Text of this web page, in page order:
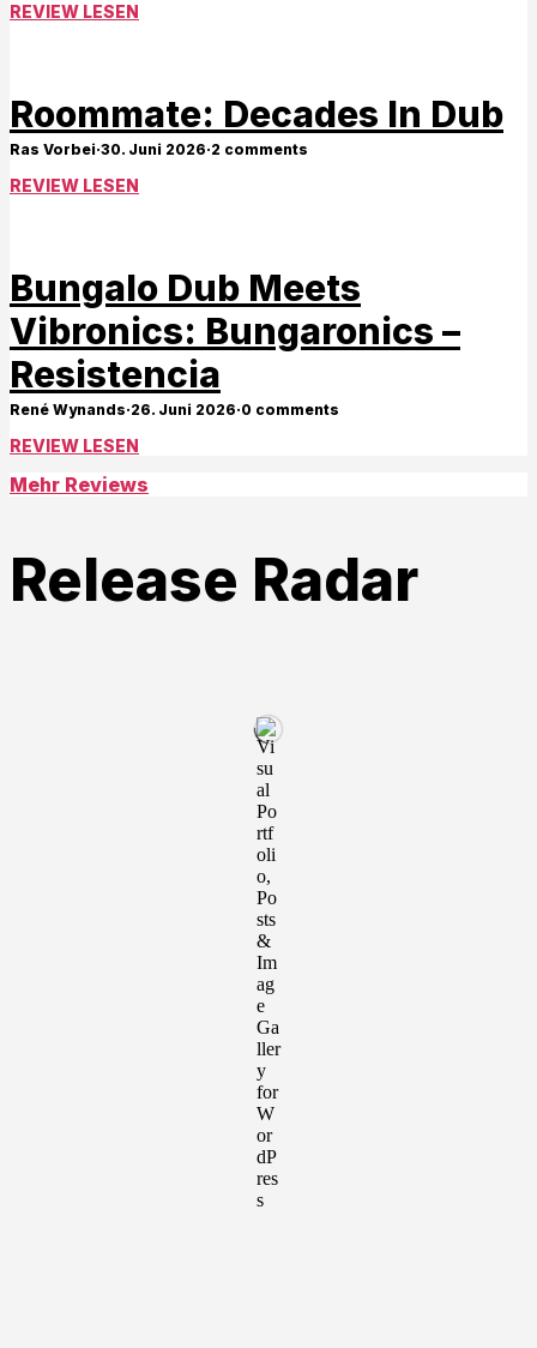
REVIEW LESEN
Roommate: Decades In Dub
Ras Vorbei·30. Juni 2026·2 comments
REVIEW LESEN
Bungalo Dub Meets
Vibronics: Bungaronics –
Resistencia
René Wynands·26. Juni 2026·0 comments
REVIEW LESEN
Mehr Reviews
Release Radar